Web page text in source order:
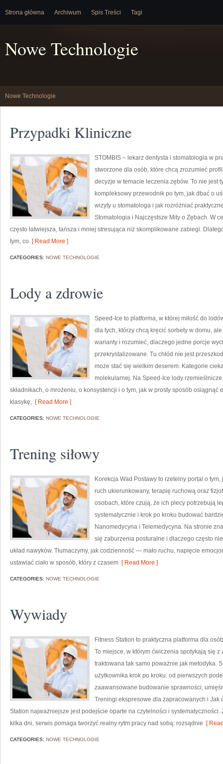
Strona główna Archiwum Spis Treści Tagi
Nowe Technologie
Nowe Technologie
Przypadki Kliniczne
STOMBIS – lekarz dentysta i stomatologia w
stworzone dla osób, które chcą zrozumieć
decyzje w temacie leczenia zębów. To nie jest
kompleksowy przewodnik po tym, jak dbać o
wizyty u stomatologa i jak rozróżniać
Stomatologia i Najczęstsze Mity o Zębach. W
często łatwiejsza, tańsza i mniej stresująca niż skomplikowane zabiegi.
tym, co [ Read More ]
CATEGORIES: NOWE TECHNOLOGIE
Lody a zdrowie
Speed-Ice to platforma, w której miłość do
dla tych, którzy chcą kręcić sorbety w domu,
warianty i rozumieć, dlaczego jedne porcje
przekrystalizowane. Tu chłód nie jest
może stać się wielkim deserem. Kategorie
molekularnej. Na Speed-Ice lody
składnikach, o mrożeniu, o konsystencji i o tym, jak w prosty sposób
klasykę, [ Read More ]
CATEGORIES: NOWE TECHNOLOGIE
Trening siłowy
Korekcja Wad Postawy to rzetelny portal o
ruch ukierunkowany, terapię ruchową oraz
osobach, które czują, że ich plecy potrzebują
systematycznie i krok po kroku budować
Nanomedycyna i Telemedycyna. Na stronie
się zaburzenia posturalne i dlaczego często nie
układ nawyków. Tłumaczymy, jak codzienność — mało ruchu, napięcie
ustawiać ciało w sposób, który z czasem [ Read More ]
CATEGORIES: NOWE TECHNOLOGIE
Wywiady
Fitness Station to praktyczna platforma dla
To miejsce, w którym ćwiczenia spotykają się
traktowana tak samo poważnie jak metodyka.
użytkownika krok po kroku: od pierwszych
zaawansowane budowanie sprawności,
Treningi ekspresowe dla zapracowanych i Jak
Station najważniejsze jest podejście oparte na czytelności i
kilka dni, serwis pomaga tworzyć realny rytm pracy nad sobą: rozsądnie [
CATEGORIES: NOWE TECHNOLOGIE